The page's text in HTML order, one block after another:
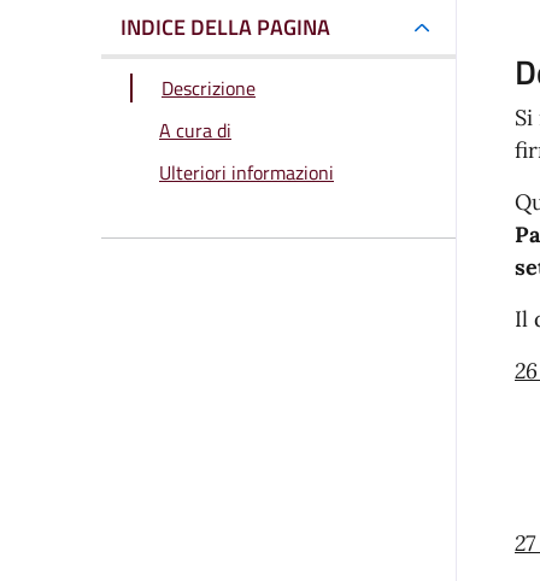
INDICE DELLA PAGINA
Descrizione
A cura di
Ulteriori informazioni
Il